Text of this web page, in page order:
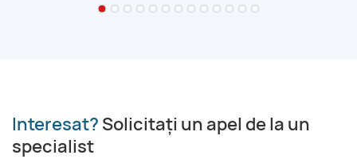
Interesat? Solicitați un apel de la un
specialist